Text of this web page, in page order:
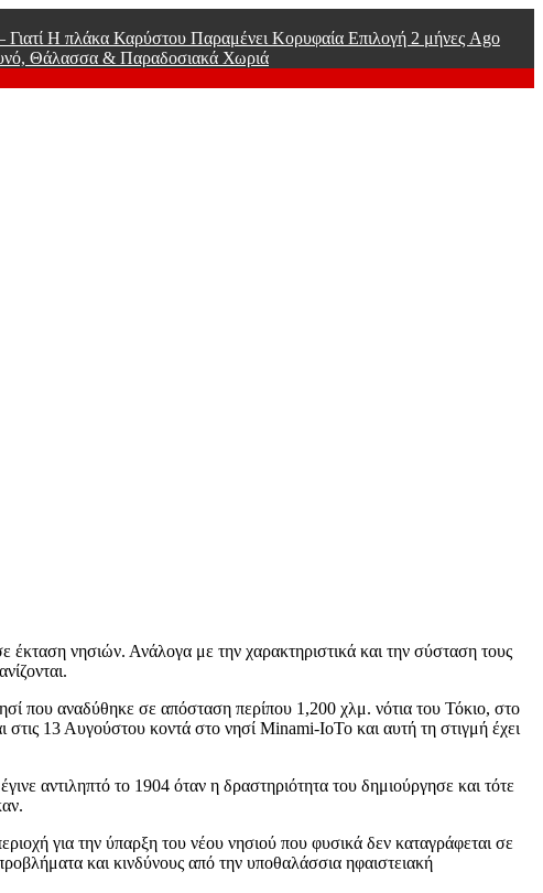
Η πλάκα Καρύστου Παραμένει Κορυφαία Επιλογή 2 μήνες Ago
Θάλασσα & Παραδοσιακά Χωριά
νησιών. Ανάλογα με την χαρακτηριστικά και την σύσταση τους
που αναδύθηκε σε απόσταση περίπου 1,200 χλμ. νότια του Τόκιο, στο
13 Αυγούστου κοντά στο νησί Minami-IoTo και αυτή τη στιγμή έχει
αντιληπτό το 1904 όταν η δραστηριότητα του δημιούργησε και τότε
για την ύπαρξη του νέου νησιού που φυσικά δεν καταγράφεται σε
και κινδύνους από την υποθαλάσσια ηφαιστειακή